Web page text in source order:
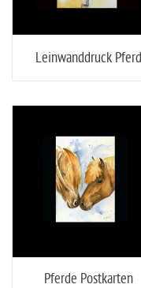
Leinwanddruck Pferd
Pferde Postkarten